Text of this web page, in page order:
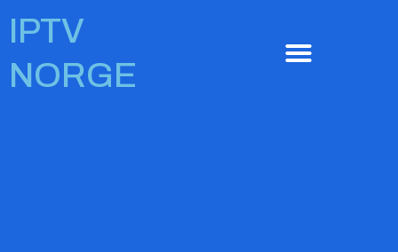
innholdet
IPTV
NORGE